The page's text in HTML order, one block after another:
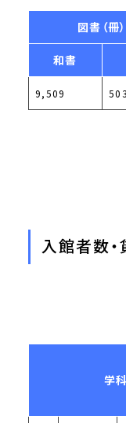
図書（冊）
和書
9,509 503
入館者数
学